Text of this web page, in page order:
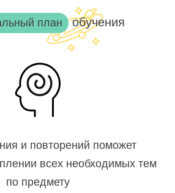
план обучения
и повторений поможет
всех необходимых тем
по предмету